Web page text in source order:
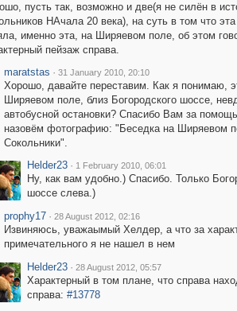
пусть так, возможно и две(я не силён в
НАчала 20 века), на суть в том что
именно эта, на Ширяевом поле, об этом
пейзаж справа.
maratstas · 31 January 2010, 20:10
Хорошо, давайте переставим. Как я понимаю,
Ширяевом поле, близ Богородского шоссе,
автобусной остановки? Спасибо Вам за
назовём фотографию: "Беседка на Ширяевом
Сокольники".
Helder23 · 1 February 2010, 06:01
Ну, как вам удобно.) Спасибо. Только
шоссе слева.)
prophy17 · 28 August 2012, 02:16
Извиняюсь, уважаымый Хелдер, а что за
примечательного я не нашел в нем
Helder23 · 28 August 2012, 05:57
Характерный в том плане, что справа
справа: #13778